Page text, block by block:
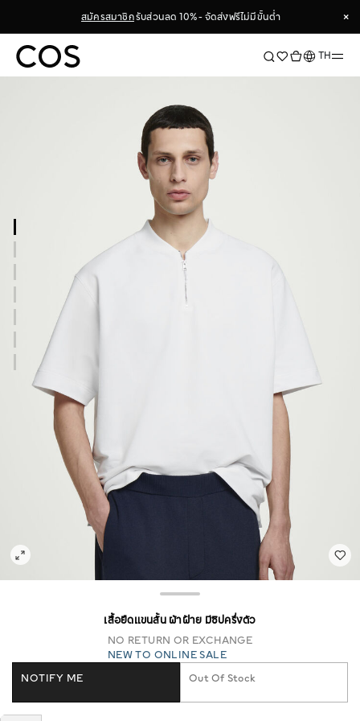
สมัครสมาชิกรับส่วนลด 10% - จัดส่งฟรีไม่มีขั้นต่ำ
×
×
ภาษาTH
เสื้อยืดแขนสั้น ผ้าฝ้าย มีซิปครึ่งตัว
NO RETURN OR EXCHANGE
NEW TO ONLINE SALE
Out Of Stock
NOTIFY ME